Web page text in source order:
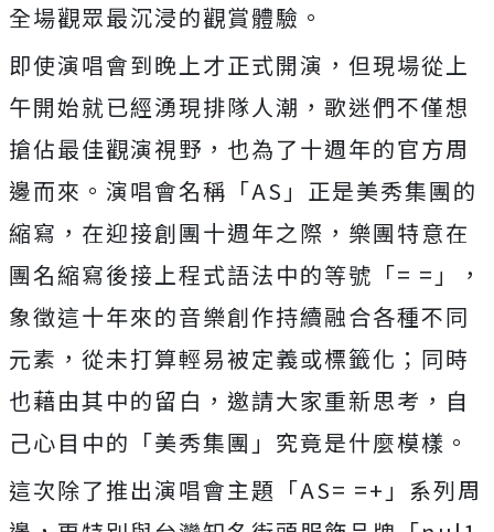
全場觀眾最沉浸的觀賞體驗。
即使演唱會到晚上才正式開演， 但現場從上
午開始就已經湧現排隊人潮， 歌迷們不僅想
搶佔最佳觀演視野，也為了十週年的官方周
邊而來。 演唱會名稱「AS」正是美秀集團的
縮寫，在迎接創團十週年之際， 樂團特意在
團名縮寫後接上程式語法中的等號「= =」，
象徵這十年來的音樂創作持續融合各種不同
元素， 從未打算輕易被定義或標籤化；同時
也藉由其中的留白， 邀請大家重新思考，自
己心目中的「美秀集團」究竟是什麼模樣。
這次除了推出演唱會主題「AS= =+」系列周